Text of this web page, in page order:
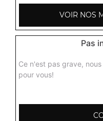
VOIR NOS
Pas
Ce n'est pas grave,
pour vous!